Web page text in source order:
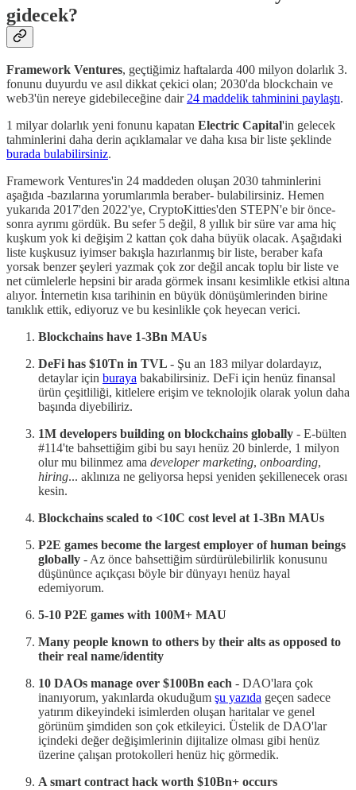
gidecek?
Framework Ventures, geçtiğimiz haftalarda 400 milyon dolarlık 3.
fonunu duyurdu ve asıl dikkat çekici olan; 2030'da blockchain ve
web3'ün nereye gidebileceğine dair24 maddelik tahminini paylaştı.
1 milyar dolarlık yeni fonunu kapatan Electric Capital'in gelecek
tahminlerini daha derin açıklamalar ve daha kısa bir liste şeklinde
burada bulabilirsiniz.
Framework Ventures'in 24 maddeden oluşan 2030 tahminlerini
aşağıda -bazılarına yorumlarımla beraber- bulabilirsiniz. Hemen
yukarıda 2017'den 2022'ye, CryptoKitties'den STEPN'e bir önce-
sonra ayrımı gördük. Bu sefer 5 değil, 8 yıllık bir süre var ama hiç
kuşkum yok ki değişim 2 kattan çok daha büyük olacak. Aşağıdaki
liste kuşkusuz iyimser bakışla hazırlanmış bir liste, beraber kafa
yorsak benzer şeyleri yazmak çok zor değil ancak toplu bir liste ve
net cümlelerle hepsini bir arada görmek insanı kesimlikle etkisi altına
alıyor. İnternetin kısa tarihinin en büyük dönüşümlerinden birine
tanıklık ettik, ediyoruz ve bu kesinlikle çok heyecan verici.
Blockchains have 1-3Bn MAUs
DeFi has $10Tn in TVL - Şu an 183 milyar dolardayız,
detaylar için buraya bakabilirsiniz. DeFi için henüz finansal
ürün çeşitliliği, kitlelere erişim ve teknolojik olarak yolun daha
başında diyebiliriz.
1M developers building on blockchains globally - E-bülten
#114'te bahsettiğim gibi bu sayı henüz 20 binlerde, 1 milyon
olur mu bilinmez ama developer marketing, onboarding,
hiring... aklınıza ne geliyorsa hepsi yeniden şekillenecek orası
kesin.
Blockchains scaled to <10C cost level at 1-3Bn MAUs
P2E games become the largest employer of human beings
globally - Az önce bahsettiğim sürdürülebilirlik konusunu
düşününce açıkçası böyle bir dünyayı henüz hayal
edemiyorum.
5-10 P2E games with 100M+ MAU
Many people known to others by their alts as opposed to
their real name/identity
10 DAOs manage over $100Bn each - DAO'lara çok
inanıyorum, yakınlarda okuduğum şu yazıda geçen sadece
yatırım dikeyindeki isimlerden oluşan haritalar ve genel
görünüm şimdiden son çok etkileyici. Üstelik de DAO'lar
içindeki değer değişimlerinin dijitalize olması gibi henüz
üzerine çalışan protokolleri henüz hiç görmedik.
A smart contract hack worth $10Bn+ occurs